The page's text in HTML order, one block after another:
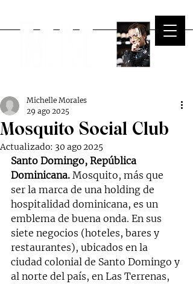
Mosquito Social Club
Michelle Morales
29 ago 2025
Actualizado: 30 ago 2025
Santo Domingo, República
Dominicana. Mosquito, más que
ser la marca de una holding de
hospitalidad dominicana, es un
emblema de buena onda. En sus
siete negocios (hoteles, bares y
restaurantes), ubicados en la
ciudad colonial de Santo Domingo y
al norte del país, en Las Terrenas,